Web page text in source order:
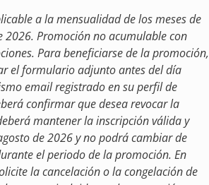
a la mensualidad de los meses de
2026. Promoción no acumulable con
Para beneficiarse de la promoción,
el formulario adjunto antes del día
email registrado en su perfil de
confirmar que desea revocar la
mantener la inscripción válida y
de 2026 y no podrá cambiar de
el periodo de la promoción. En
la cancelación o la congelación de